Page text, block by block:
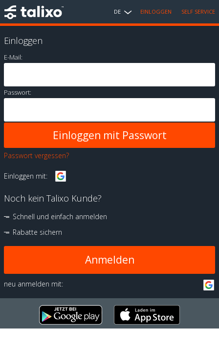
DE EINLOGGEN SELF SERVICE
Einloggen
E-Mail:
Passwort:
Passwort vergessen?
Einloggen mit:
Noch kein Talixo Kunde?
Schnell und einfach anmelden
Rabatte sichern
Anmelden
neu anmelden mit: